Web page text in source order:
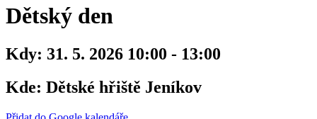
Dětský den
Kdy: 31. 5. 2026 10:00 - 13:00
Kde: Dětské hřiště Jeníkov